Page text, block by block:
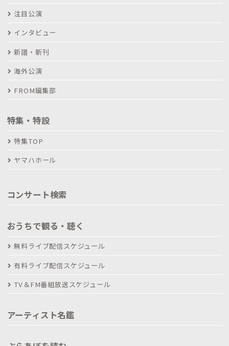
注目公演
インタビュー
新譜・新刊
海外公演
FROM編集部
特集・特設
特集TOP
ヤマハホール
コンサート検索
おうちで観る・聴く
無料ライブ配信スケジュール
有料ライブ配信スケジュール
TV＆FM番組放送スケジュール
アーティスト名鑑